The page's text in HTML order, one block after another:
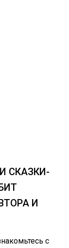
СКАЗКИ-
И
с